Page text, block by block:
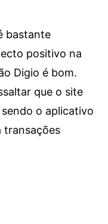
bastante
positivo na
Digio é bom.
que o site
o aplicativo
transações